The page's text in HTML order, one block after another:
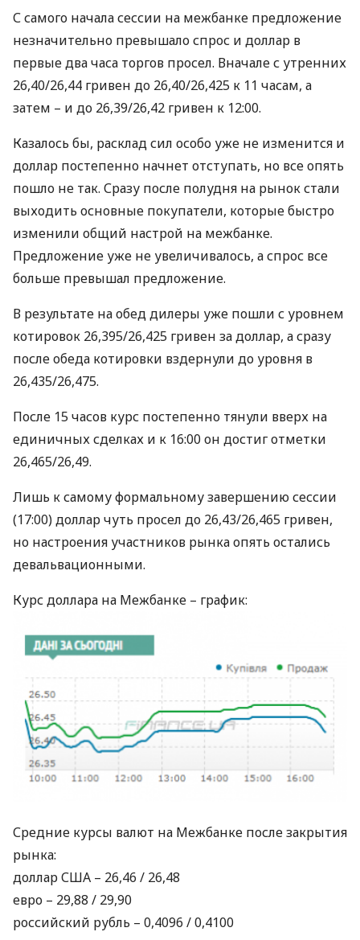
С самого начала сессии на межбанке предложение
незначительно превышало спрос и доллар в
первые два часа торгов просел. Вначале с утренних
26,40/26,44 гривен до 26,40/26,425 к 11 часам, а
затем – и до 26,39/26,42 гривен к 12:00.
Казалось бы, расклад сил особо уже не изменится и
доллар постепенно начнет отступать, но все опять
пошло не так. Сразу после полудня на рынок стали
выходить основные покупатели, которые быстро
изменили общий настрой на межбанке.
Предложение уже не увеличивалось, а спрос все
больше превышал предложение.
В результате на обед дилеры уже пошли с уровнем
котировок 26,395/26,425 гривен за доллар, а сразу
после обеда котировки вздернули до уровня в
26,435/26,475.
После 15 часов курс постепенно тянули вверх на
единичных сделках и к 16:00 он достиг отметки
26,465/26,49.
Лишь к самому формальному завершению сессии
(17:00) доллар чуть просел до 26,43/26,465 гривен,
но настроения участников рынка опять остались
девальвационными.
Курс доллара на Межбанке – график:
Средние курсы валют на Межбанке после закрытия
рынка:
долларСША – 26,46 / 26,48
евро – 29,88 / 29,90
российский рубль – 0,4096 / 0,4100